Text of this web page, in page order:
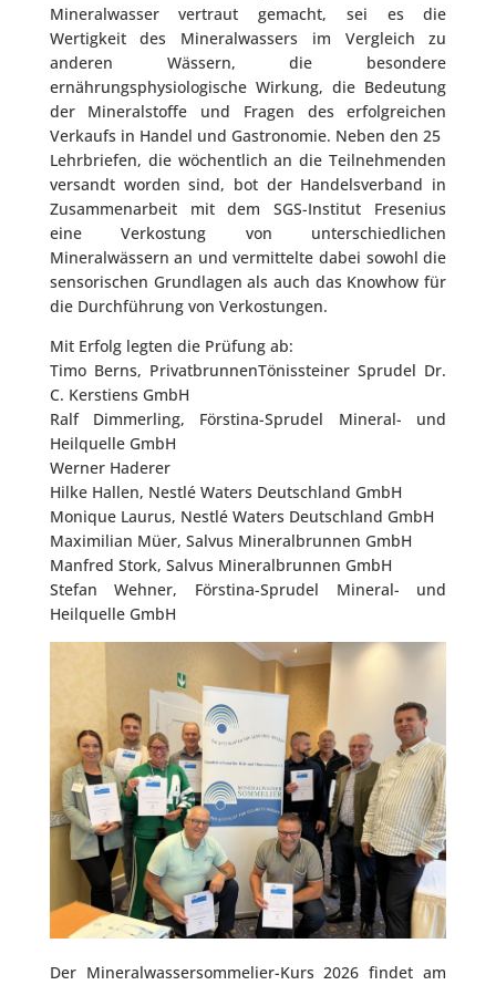
Mineralwasser vertraut gemacht, sei es die
Wertigkeit des Mineralwassers im Vergleich zu
anderen Wässern, die besondere
ernährungsphysiologische Wirkung, die Bedeutung
der Mineralstoffe und Fragen des erfolgreichen
Verkaufs in Handel und Gastronomie. Neben den 25
Lehrbriefen, die wöchentlich an die Teilnehmenden
versandt worden sind, bot der Handelsverband in
Zusammenarbeit mit dem SGS-Institut Fresenius
eine Verkostung von unterschiedlichen
Mineralwässern an und vermittelte dabei sowohl die
sensorischen Grundlagen als auch das Knowhow für
die Durchführung von Verkostungen.
Mit Erfolg legten die Prüfung ab:
Timo Berns, PrivatbrunnenTönissteiner Sprudel Dr.
C. Kerstiens GmbH
Ralf Dimmerling, Förstina-Sprudel Mineral- und
Heilquelle GmbH
Werner Haderer
Hilke Hallen, Nestlé Waters Deutschland GmbH
Monique Laurus, Nestlé Waters Deutschland GmbH
Maximilian Müer, Salvus Mineralbrunnen GmbH
Manfred Stork, Salvus Mineralbrunnen GmbH
Stefan Wehner, Förstina-Sprudel Mineral- und
Heilquelle GmbH
Der Mineralwassersommelier-Kurs 2026 findet am